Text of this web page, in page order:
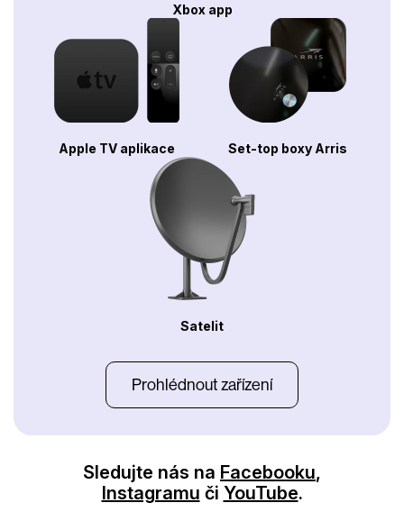
Xbox app
Apple TV aplikace Set-top boxy Arris
Satelit
Prohlédnout zařízení
Sledujte nás na Facebooku,
Instagramu či YouTube.